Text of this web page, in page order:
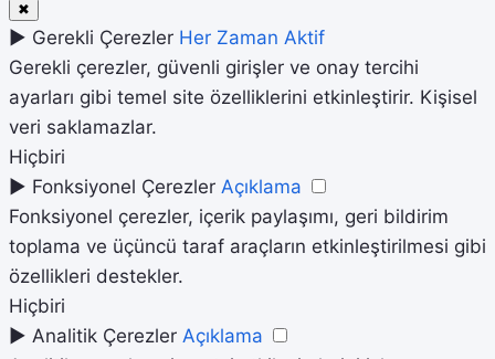
✖
► Gerekli Çerezler Her Zaman Aktif
Gerekli çerezler, güvenli girişler ve onay tercihi
ayarları gibi temel site özelliklerini etkinleştirir. Kişisel
veri saklamazlar.
Hiçbiri
► Fonksiyonel Çerezler Açıklama
Fonksiyonel çerezler, içerik paylaşımı, geri bildirim
toplama ve üçüncü taraf araçların etkinleştirilmesi gibi
özellikleri destekler.
Hiçbiri
► Analitik Çerezler Açıklama